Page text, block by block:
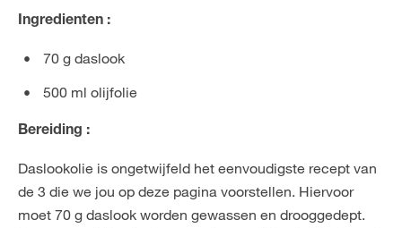
Ingredienten :
70 g daslook
500 ml olijfolie
Bereiding :
Daslookolie is ongetwijfeld het eenvoudigste recept van
de 3 die we jou op deze pagina voorstellen. Hiervoor
moet 70 g daslook worden gewassen en drooggedept.